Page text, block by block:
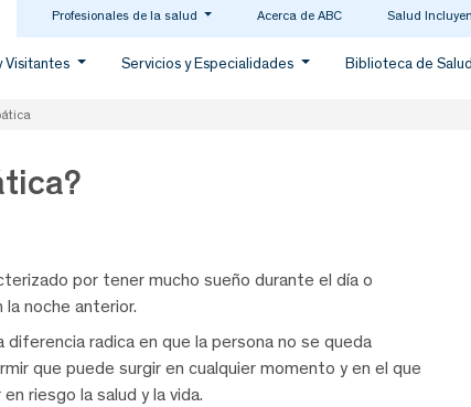
Profesionales de la salud Acerca de ABC Salud
Visitantes Servicios y Especialidades Biblioteca de Salud
por tener mucho sueño durante el día o
noche anterior.
radica en que la persona no se queda
que puede surgir en cualquier momento y en el que
riesgo la salud y la vida.